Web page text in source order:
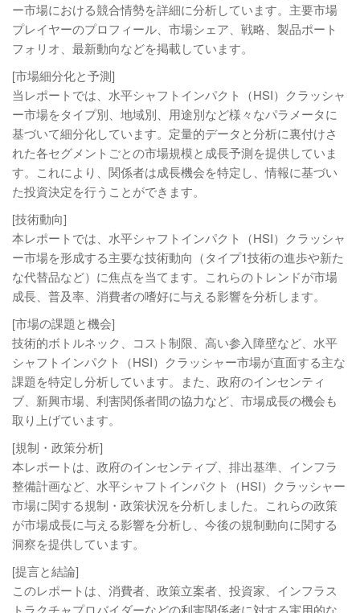
ー市場における競合情勢を詳細に分析しています。主要市場
プレイヤーのプロフィール、市場シェア、戦略、製品ポート
フォリオ、最新動向などを掲載しています。
[市場細分化と予測]
当レポートでは、水平シャフトインパクト（HSI）クラッシャ
ー市場をタイプ別、地域別、用途別など様々なパラメータに
基づいて細分化しています。定量的データと分析に裏付けさ
れた各セグメントごとの市場規模と成長予測を提供していま
す。これにより、関係者は成長機会を特定し、情報に基づい
た投資決定を行うことができます。
[技術動向]
本レポートでは、水平シャフトインパクト（HSI）クラッシャ
ー市場を形成する主要な技術動向（タイプ1技術の進歩や新た
な代替品など）に焦点を当てます。これらのトレンドが市場
成長、普及率、消費者の嗜好に与える影響を分析します。
[市場の課題と機会]
技術的ボトルネック、コスト制限、高い参入障壁など、水平
シャフトインパクト（HSI）クラッシャー市場が直面する主な
課題を特定し分析しています。また、政府のインセンティ
ブ、新興市場、利害関係者間の協力など、市場成長の機会も
取り上げています。
[規制・政策分析]
本レポートは、政府のインセンティブ、排出基準、インフラ
整備計画など、水平シャフトインパクト（HSI）クラッシャー
市場に関する規制・政策状況を分析しました。これらの政策
が市場成長に与える影響を分析し、今後の規制動向に関する
洞察を提供しています。
[提言と結論]
このレポートは、消費者、政策立案者、投資家、インフラス
トラクチャプロバイダーなどの利害関係者に対する実用的な